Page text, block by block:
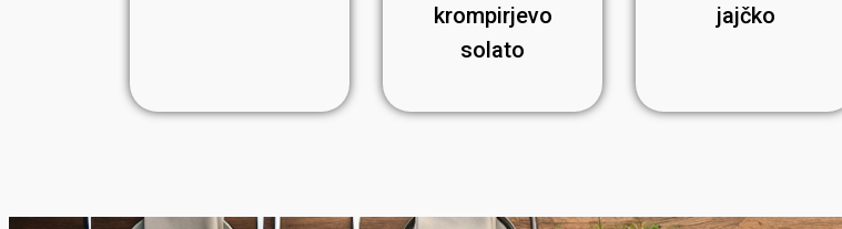
krompirjevo
solato
jajčko